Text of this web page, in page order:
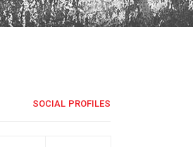
SOCIAL PROFILES